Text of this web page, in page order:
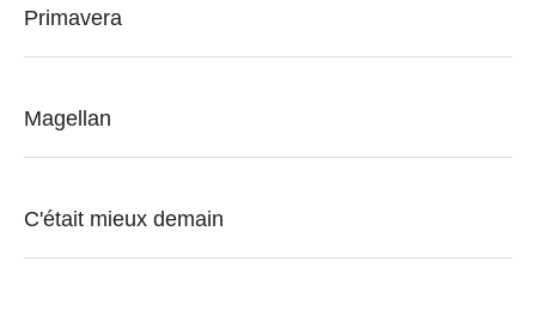
Primavera
Magellan
C'était mieux demain